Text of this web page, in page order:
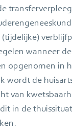
wanneer
opgenomen in
wordt de
van
in de